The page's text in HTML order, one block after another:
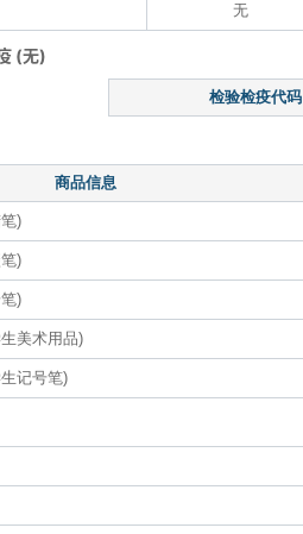
无
(无)
检验检疫代码
商品信息
)
)
)
美术用品)
记号笔)